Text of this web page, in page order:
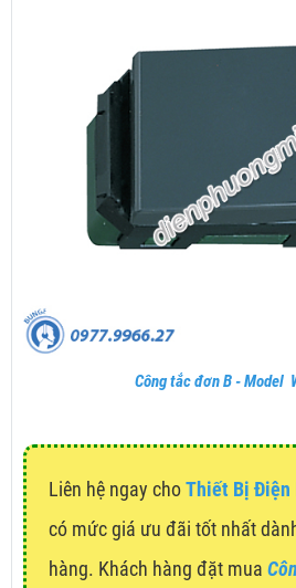
Công tắc đơn B - Model
Liên hệ ngay choThiết Bị Điện
có mức giá ưu đãi tốt nhất
hàng. Khách hàng đặt mua